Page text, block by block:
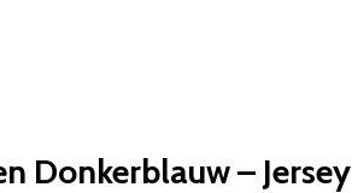
Donkerblauw – Jersey